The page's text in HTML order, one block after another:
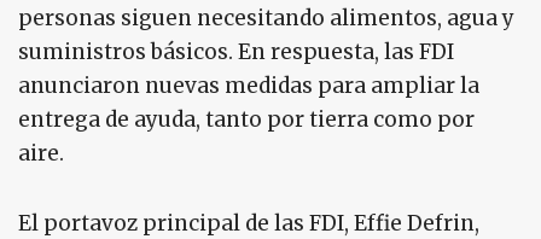
personas siguen necesitando alimentos, agua y
suministros básicos. En respuesta, las FDI
anunciaron nuevas medidas para ampliar la
entrega de ayuda, tanto por tierra como por
aire.
El portavoz principal de las FDI, Effie Defrin,